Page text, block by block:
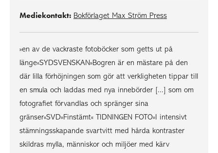
Mediekontakt: Bokförlaget Max Ström Press
»en av de vackraste fotoböcker som getts ut på
länge«SYDSVENSKAN»Bogren är en mästare på den
där lilla förhöjningen som gör att verkligheten tippar till
en smula och laddas med nya innebörder [...] som om
fotografiet förvandlas och spränger sina
gränser«SVD»Finstämt« TIDNINGEN FOTO»I intensivt
stämningsskapande svartvitt med hårda kontraster
skildras mylla, människor och miljöer med kärv